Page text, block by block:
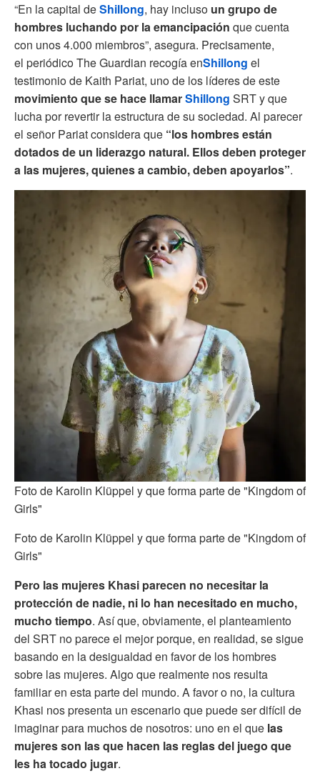
“En la capital deShillong, hay incluso un grupo de
hombres luchando por la emancipación que cuenta
con unos 4.000 miembros”, asegura. Precisamente,
el periódico The Guardian recogía enShillong el
testimonio de Kaith Pariat, uno de los líderes de este
movimiento que se hace llamarShillong SRT y que
lucha por revertir la estructura de su sociedad. Al parecer
el señor Pariat considera que “los hombres están
dotados de un liderazgo natural. Ellos deben proteger
a las mujeres, quienes a cambio, deben apoyarlos”.
Foto de Karolin Klüppel y que forma parte de "Kingdom of
Girls"
Foto de Karolin Klüppel y que forma parte de "Kingdom of
Girls"
Pero las mujeres Khasi parecen no necesitar la
protección de nadie, ni lo han necesitado en mucho,
mucho tiempo. Así que, obviamente, el planteamiento
del SRT no parece el mejor porque, en realidad, se sigue
basando en la desigualdad en favor de los hombres
sobre las mujeres. Algo que realmente nos resulta
familiar en esta parte del mundo. A favor o no, la cultura
Khasi nos presenta un escenario que puede ser difícil de
imaginar para muchos de nosotros: uno en el que las
mujeres son las que hacen las reglas del juego que
les ha tocado jugar.